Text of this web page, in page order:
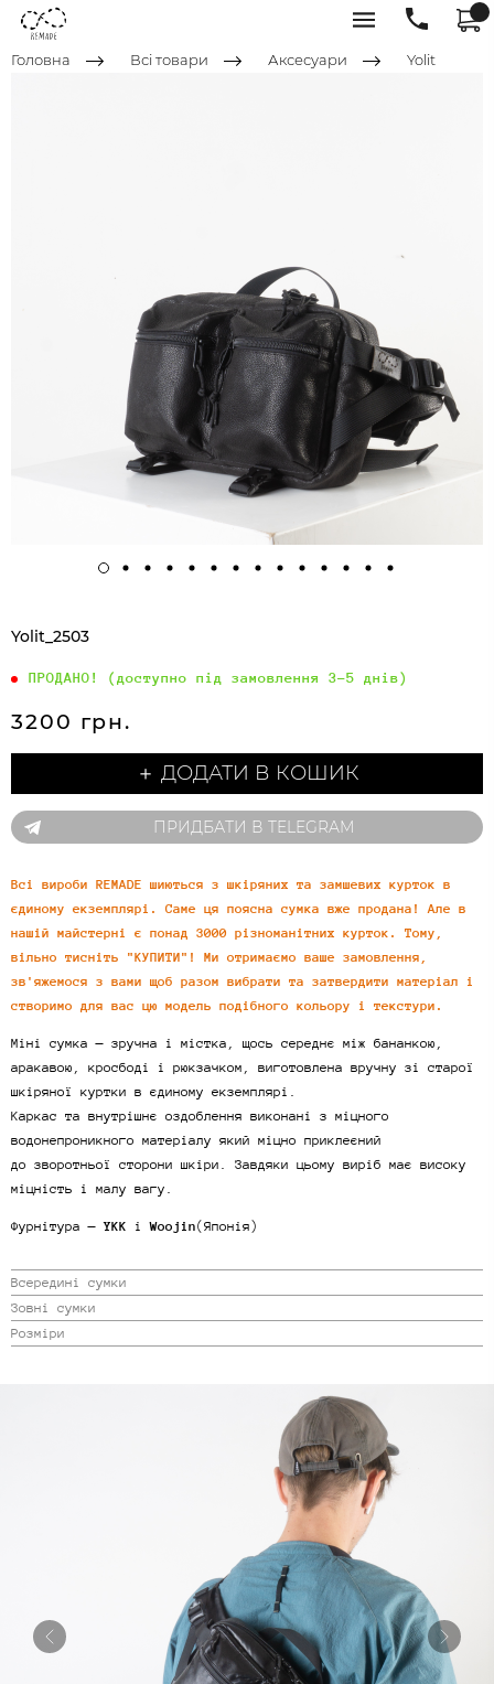
Головна Всі товари Аксесуари Yolit
Yolit_2503
ПРОДАНО! (доступно під замовлення 3-5 днів)
3200 грн.
＋ ДОДАТИ В КОШИК
ПРИДБАТИ В TELEGRAM
Всі вироби REMADE шиються з шкіряних та замшевих курток в
єдиному екземплярі. Саме ця поясна сумка вже продана! Але в
нашій майстерні є понад 3000 різноманітних курток. Тому,
вільно тисніть "КУПИТИ"! Ми отримаємо ваше замовлення,
зв'яжемося з вами щоб разом вибрати та затвердити матеріал і
створимо для вас цю модель подібного кольору і текстури.
Міні сумка — зручна і містка, щось середнє між бананкою,
аракавою, кросбоді і рюкзачком, виготовлена вручну зі старої
шкіряної куртки в єдиному екземплярі.
Каркас та внутрішнє оздоблення виконані з міцного
водонепроникного матеріалу який міцно приклеєний
до зворотньої сторони шкіри. Завдяки цьому виріб має високу
міцність і малу вагу.
Фурнітура —YKK іWoojin(Японія)
Всередині сумки
Зовні сумки
Розміри